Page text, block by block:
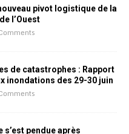
pivot logistique de la
l’Ouest
de catastrophes : Rapport
inondations des 29-30 juin
s’est pendue après